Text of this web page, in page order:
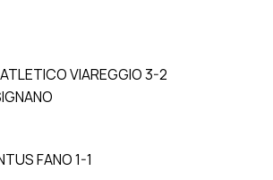
VIAREGGIO 3-2
FANO 1-1